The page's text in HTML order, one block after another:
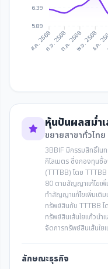
6.39
5.89
ส.ค. 2568ก.ย. 2568ต.ค. 2568พ.ย. 2568
ธ.ค.
หุ้นปันผลสม่ำ
ขยายสาขาทั่วไทย
3BBIF มีกรรมสิทธิ์ใน
กิโลเมตร ซึ่งกองทุนซื้
(TTTBB) โดย
80 ตามสัญญาแก้ไขเพิ่
ทำสัญญาแก้ไขเพิ่มเติ
ทรัพย์สินกับ TTTBB โ
ทรัพย์สินเส้นใยแก้วนำ
จัดการทรัพย์สินเส้นใ
ลักษณะธุรกิจ